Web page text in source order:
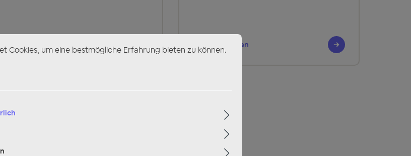
Jetzt entdecken
Cookies, um eine bestmögliche Erfahrung bieten zu können.